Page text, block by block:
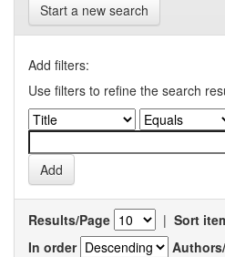
Start a new search
Add filters:
Use filters to refine the search
Results/Page | Sort
In order